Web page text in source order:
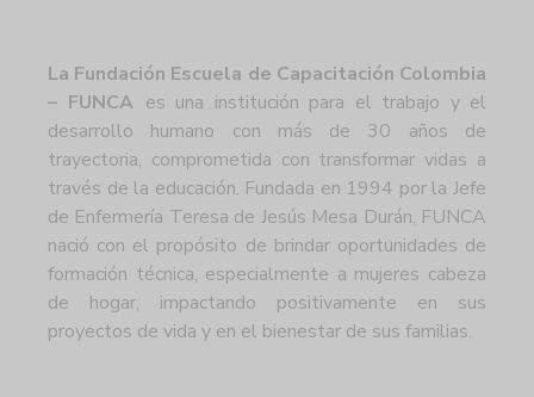
La Fundación Escuela de Capacitación Colombia
– FUNCAes una institución para el trabajo y el
desarrollo humano con más de 30 años de
trayectoria, comprometida con transformar vidas a
través de la educación. Fundada en 1994 por la Jefe
de Enfermería Teresa de Jesús Mesa Durán, FUNCA
nació con el propósito de brindar oportunidades de
formación técnica, especialmente a mujeres cabeza
de hogar, impactando positivamente en sus
proyectos de vida y en el bienestar de sus familias.